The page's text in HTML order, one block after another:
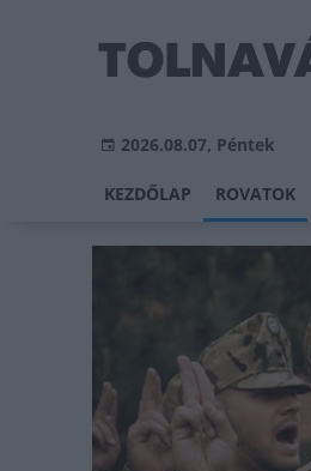
2026.08.07, Péntek
KEZDŐLAP ROVATOK